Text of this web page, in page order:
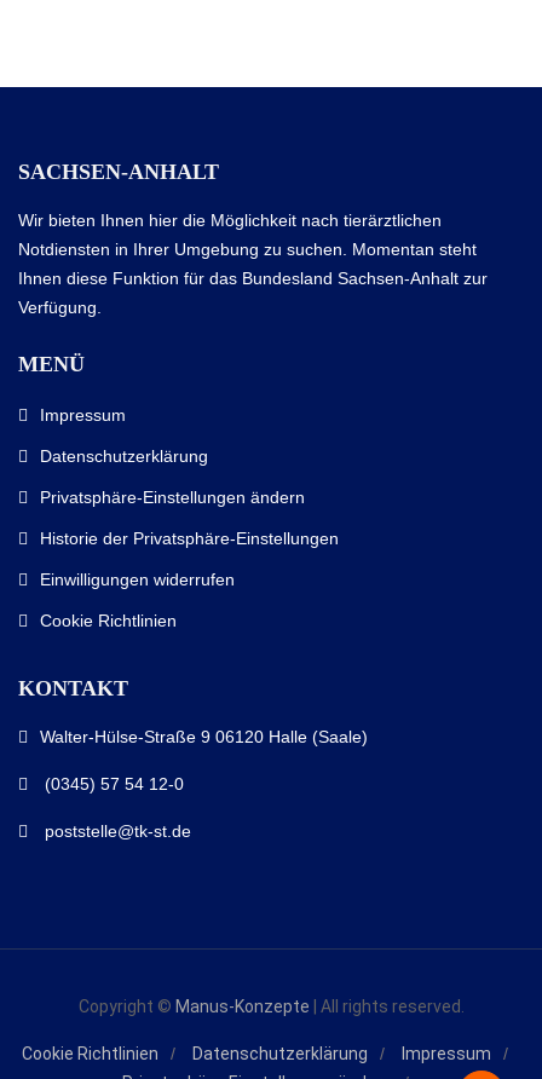
SACHSEN-ANHALT
Wir bieten Ihnen hier die Möglichkeit nach tierärztlichen
Notdiensten in Ihrer Umgebung zu suchen. Momentan steht
Ihnen diese Funktion für das Bundesland Sachsen-Anhalt zur
Verfügung.
MENÜ
Impressum
Datenschutzerklärung
Privatsphäre-Einstellungen ändern
Historie der Privatsphäre-Einstellungen
Einwilligungen widerrufen
Cookie Richtlinien
KONTAKT
Walter-Hülse-Straße 9 06120 Halle (Saale)
(0345) 57 54 12-0
poststelle@tk-st.de
Copyright © Manus-Konzepte | All rights reserved.
Cookie Richtlinien Datenschutzerklärung
Impressum